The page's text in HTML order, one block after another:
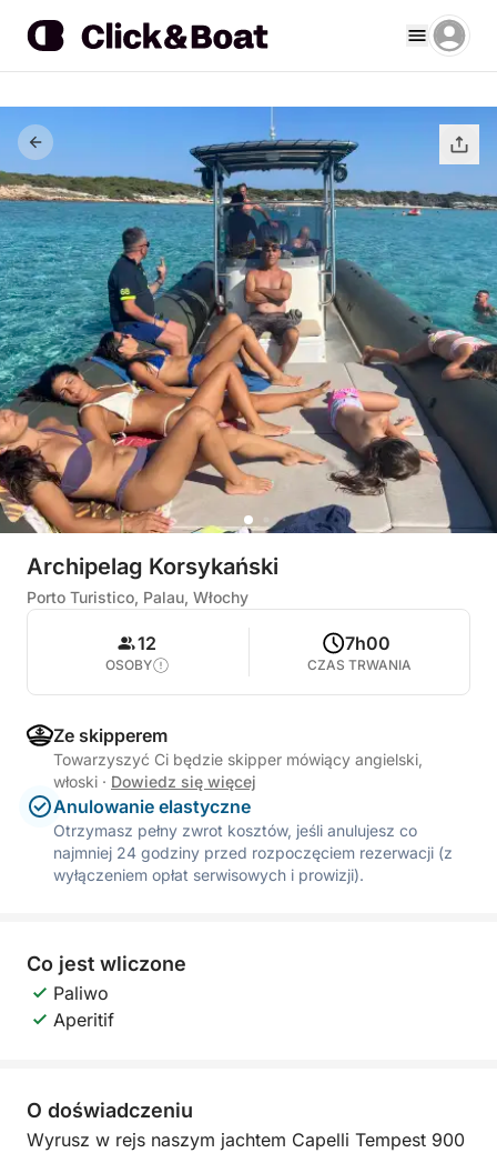
Archipelag Korsykański
Porto Turistico, Palau, Włochy
12
OSOBY
7h00
CZAS TRWANIA
Ze skipperem
Towarzyszyć Ci będzie skipper mówiący angielski,
włoski · Dowiedz się więcej
Anulowanie elastyczne
Otrzymasz pełny zwrot kosztów, jeśli anulujesz co
najmniej 24 godziny przed rozpoczęciem rezerwacji (z
wyłączeniem opłat serwisowych i prowizji).
Co jest wliczone
Paliwo
Aperitif
O doświadczeniu
Wyrusz w rejs naszym jachtem Capelli Tempest 900